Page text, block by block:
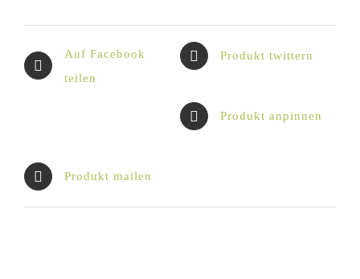
Auf Facebook
teilen
Produkt twittern
Produkt anpinnen
Produkt mailen